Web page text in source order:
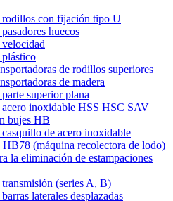
rodillos con fijación tipo U
huecos
velocidad
plástico
de rodillos superiores
de madera
superior plana
acero inoxidable HSS HSC SAV
bujes HB
casquillo de acero inoxidable
(máquina recolectora de lodo)
la eliminación de estampaciones
transmisión (series A, B)
laterales desplazadas